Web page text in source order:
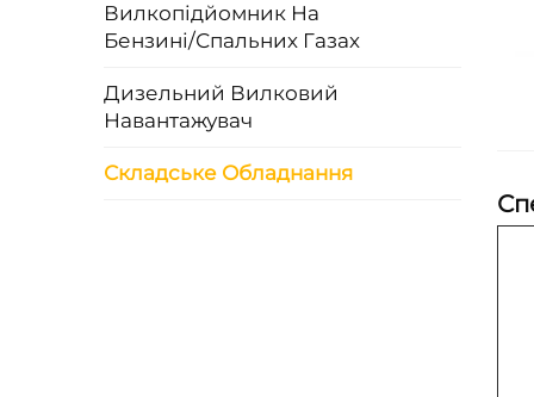
Вилкопідйомник На
Бензині/Спальних Газах
Дизельний Вилковий
Навантажувач
Складське Обладнання